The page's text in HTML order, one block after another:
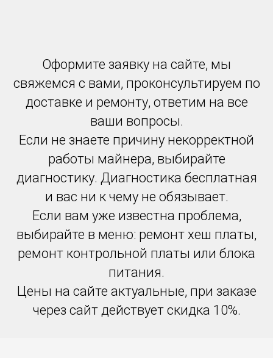
Оформите заявку на сайте, мы
свяжемся с вами, проконсультируем по
доставке и ремонту, ответим на все
ваши вопросы.
Если не знаете причину некорректной
работы майнера, выбирайте
диагностику. Диагностика бесплатная
и вас ни к чему не обязывает.
Если вам уже известна проблема,
выбирайте в меню: ремонт хеш платы,
ремонт контрольной платы или блока
питания.
Цены на сайте актуальные, при заказе
через сайт действует скидка 10%.